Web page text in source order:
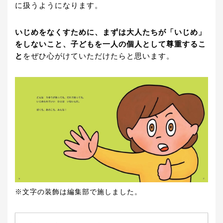
に扱うようになります。
いじめをなくすために、まずは大人たちが「いじめ」
をしないこと、子どもを一人の個人として尊重するこ
と をぜひ心がけていただけたらと思います。
※文字の装飾は編集部で施しました。